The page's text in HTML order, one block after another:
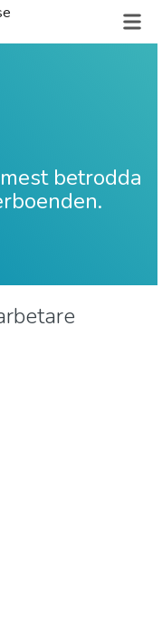
betrodda